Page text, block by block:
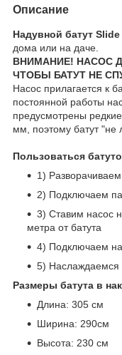
Описание
Надувной батут
дома или на даче.
ВНИМАНИЕ! НАСОС
ЧТОБЫ БАТУТ НЕ
Насос прилагается к
постоянной работы
предусмотрены
мм, поэтому батут "не
Пользоваться
1)
2) Подключаем
3) Ставим насос
метра от батута
4) Подключаем
5) Наслаждаемся
Размеры батута в
Длина: 305 см
Ширина: 290см
Высота: 230 см